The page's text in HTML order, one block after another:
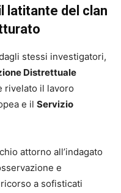
latitante del clan
stessi investigatori,
Distrettuale
rivelato il lavoro
e il Servizio
attorno all’indagato
e
a sofisticati